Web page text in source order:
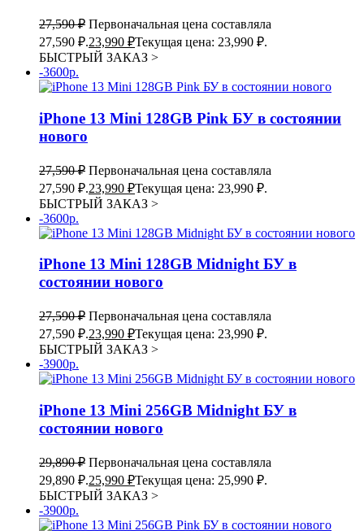
27,590₽ Первоначальная цена составляла
27,590 ₽.23,990 ₽Текущая цена: 23,990 ₽.
БЫСТРЫЙ ЗАКАЗ >
-3600р.
iPhone 13 Mini 128GB Pink БУ в состоянии
нового
27,590₽ Первоначальная цена составляла
27,590 ₽.23,990 ₽Текущая цена: 23,990 ₽.
БЫСТРЫЙ ЗАКАЗ >
-3600р.
iPhone 13 Mini 128GB Midnight БУ в
состоянии нового
27,590₽ Первоначальная цена составляла
27,590 ₽.23,990 ₽Текущая цена: 23,990 ₽.
БЫСТРЫЙ ЗАКАЗ >
-3900р.
iPhone 13 Mini 256GB Midnight БУ в
состоянии нового
29,890₽ Первоначальная цена составляла
29,890 ₽.25,990 ₽Текущая цена: 25,990 ₽.
БЫСТРЫЙ ЗАКАЗ >
-3900р.